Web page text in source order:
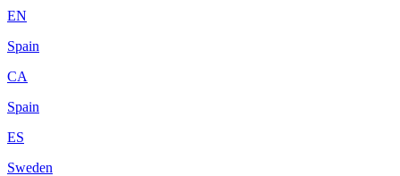
EN
Spain
CA
Spain
ES
Sweden